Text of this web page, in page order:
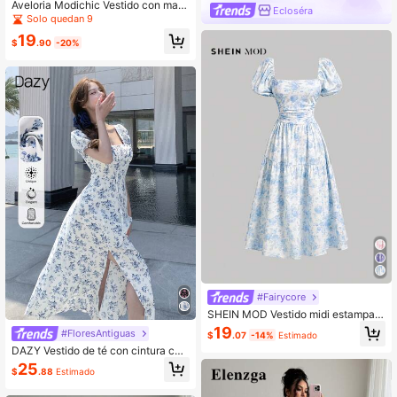
Aveloria Modichic Vestido con man
gas abullonadas de malla con borda
es, atuendo de mujer
Solo quedan 9
$19.90 -20%
#FloresAntiguas
DAZY Vestido de té con cintura ceñ
ida, bajo con abertura y estampado
floral diminuto en porcelana azul y
$25.88 Estimado
Écloséra
#Fairycore
SHEIN MOD Vestido midi estampad
o floral Ditsy para té
$19.07 -14% Estimado